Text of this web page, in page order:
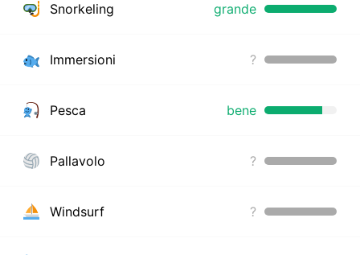
Snorkeling grande
Immersioni ?
Pesca bene
Pallavolo ?
Windsurf ?